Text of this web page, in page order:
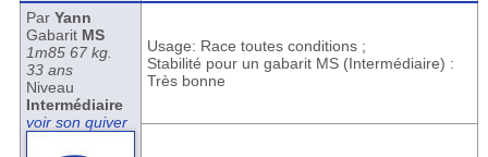
Par Yann
Gabarit MS
1m85 67 kg.
33 ans
Niveau
Intermédiaire
voir son quiver
Usage: Race toutes conditions ;
Stabilité pour un gabarit MS (Intermédiaire) :
Très bonne